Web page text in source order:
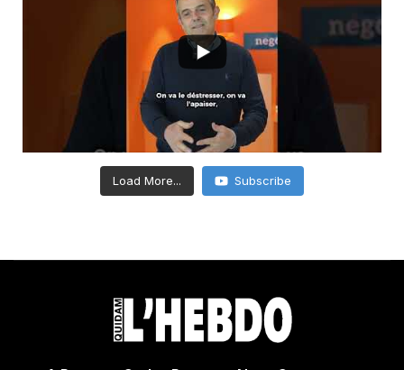
Load More... Subscribe